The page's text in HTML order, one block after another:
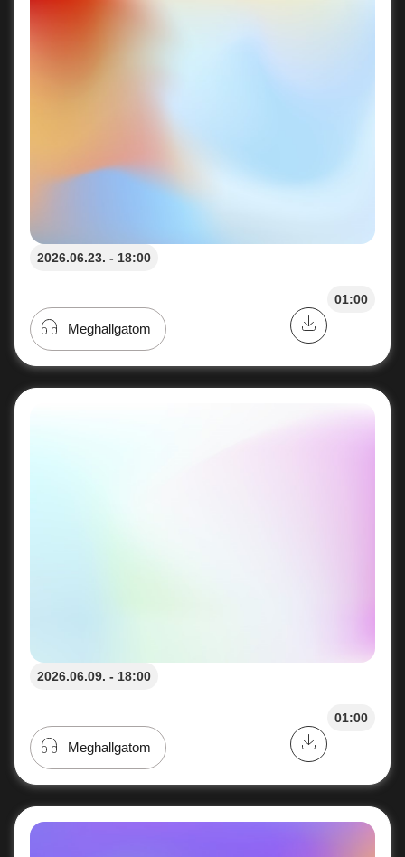
2026.06.23. - 18:00
01:00
Meghallgatom
2026.06.09. - 18:00
01:00
Meghallgatom